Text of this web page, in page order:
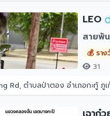
LEO
สายพั
💰 รา
31
Rd, ตำบลป่าตอง อำเภอกะทู้